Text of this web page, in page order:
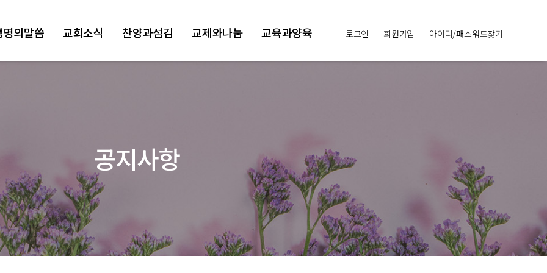
로그인 회원가입 아이디/패스워드찾기
명의말씀 교회소식 찬양과섬김 교제와나눔 교육과양육
공지사항